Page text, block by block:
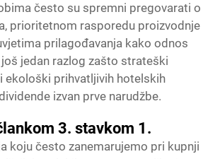
često su spremni pregovarati o
prioritetnom rasporedu proizvodnje
prilagođavanja kako odnos
još jedan razlog zašto strateški
ekološki prihvatljivih hotelskih
izvan prve narudžbe.
3. stavkom 1.
koju često zanemarujemo pri kupnji